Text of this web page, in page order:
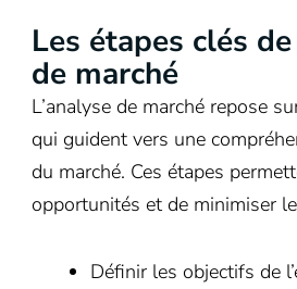
Les étapes clés
de marché
L’analyse de marché repose
qui guident vers une
du marché. Ces étapes
opportunités et de minimiser
Définir les objectifs de